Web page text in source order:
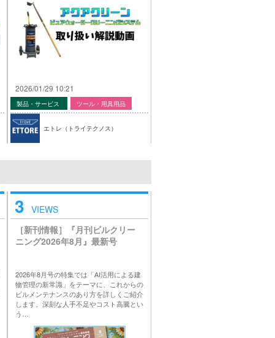
2026/01/29 10:21
製品・サービス ツール・用具用品
エトレ（トライテクノス）
3 VIEWS
［新刊情報］『月刊ビルクリー
ニング2026年8月』最新号
2026年8月号の特集では「AI活用による建
物管理の新常識」をテーマに、これからの
ビルメンテナンスのあり方を詳しくご紹介
します。深刻な人手不足やコスト高騰とい
う…